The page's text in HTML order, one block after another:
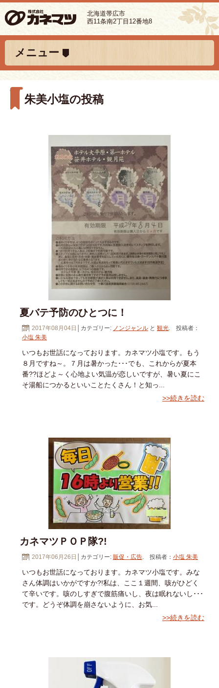
北海道帯広市
西11条南2丁目12番地8
メニュー
朱美小塩の投稿
夏バテ予防のひとつに！
2017年08月04日 │カテゴリー: ノンジャンル と 観光. 投稿者：
小塩 朱美
いつもお世話になっております。カネマツ小塩です。もう
８月ですね～。７月は暑かった･･･でも、これからが夏本
番??ほどよ～く心地よい気温が恋しいですが、暑い夏にこ
そ湯船につかるといいことたくさん！と知っ...
>>続きを読む
カネマツＰＯＰ隊?!
2017年06月26日 │カテゴリー: 販促・広告. 投稿者： 小塩 朱美
いつもお世話になっております。カネマツ小塩です。みな
さん体調はいかがですか?!私は、ここ１週間、咳がひどく
て辛いです。咳のしすぎで腹筋痛いし、夜は眠れないし･･･
です。どうぞ体調を崩さないように、お気...
>>続きを読む